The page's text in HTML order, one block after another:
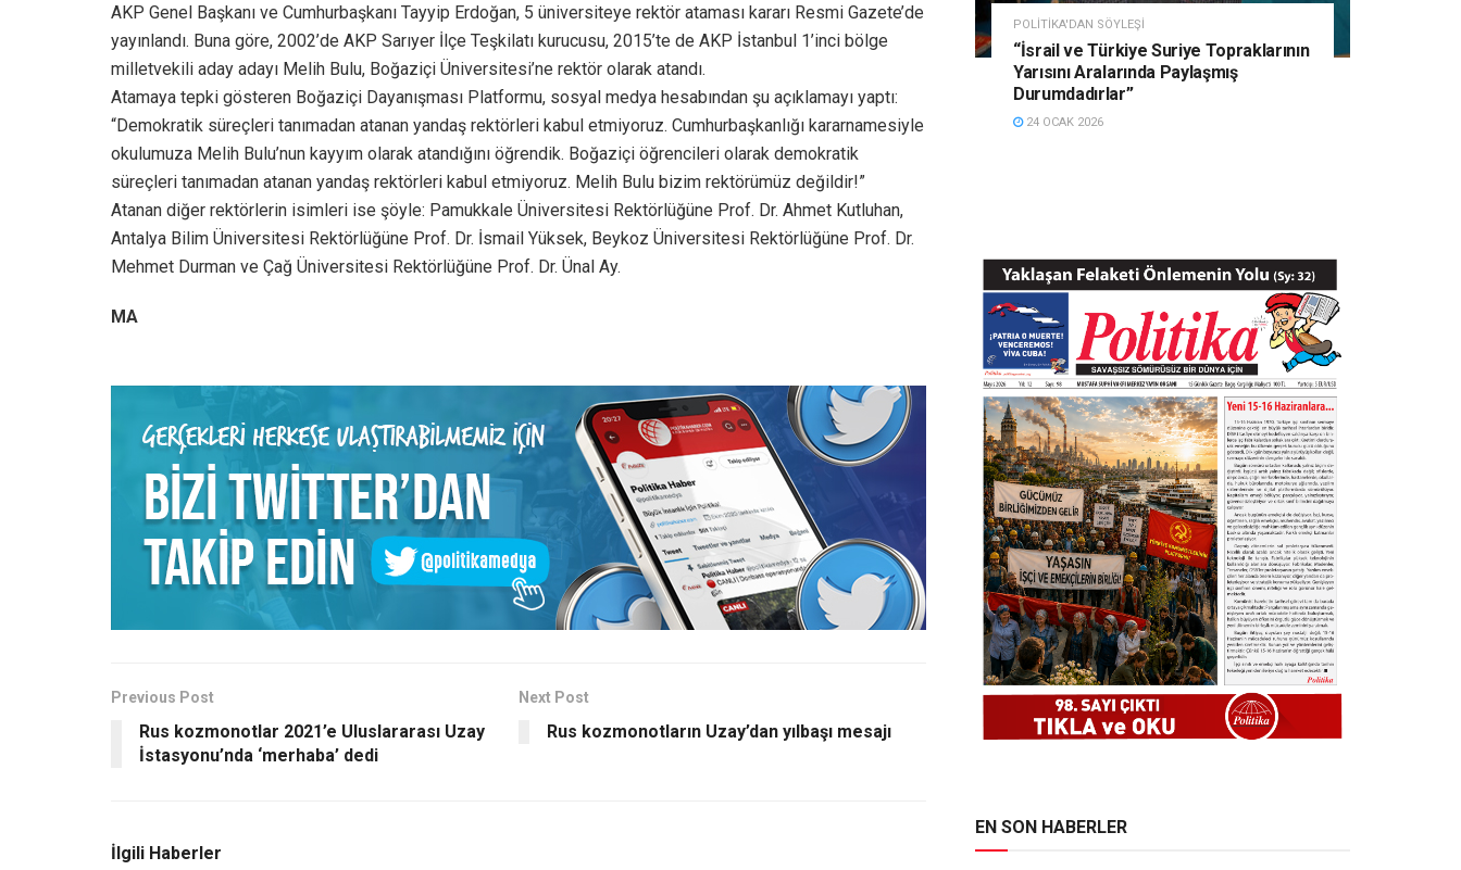
AKP Genel Başkanı ve Cumhurbaşkanı Tayyip Erdoğan, 5 üniversiteye rektör ataması kararı Resmi Gazete’de
yayınlandı. Buna göre, 2002’de AKP Sarıyer İlçe Teşkilatı kurucusu, 2015’te de AKP İstanbul 1’inci bölge
milletvekili aday adayı Melih Bulu, Boğaziçi Üniversitesi’ne rektör olarak atandı.
Atamaya tepki gösteren Boğaziçi Dayanışması Platformu, sosyal medya hesabından şu açıklamayı yaptı:
“Demokratik süreçleri tanımadan atanan yandaş rektörleri kabul etmiyoruz. Cumhurbaşkanlığı kararnamesiyle
okulumuza Melih Bulu’nun kayyım olarak atandığını öğrendik. Boğaziçi öğrencileri olarak demokratik
süreçleri tanımadan atanan yandaş rektörleri kabul etmiyoruz. Melih Bulu bizim rektörümüz değildir!”
Atanan diğer rektörlerin isimleri ise şöyle: Pamukkale Üniversitesi Rektörlüğüne Prof. Dr. Ahmet Kutluhan,
Antalya Bilim Üniversitesi Rektörlüğüne Prof. Dr. İsmail Yüksek, Beykoz Üniversitesi Rektörlüğüne Prof. Dr.
Mehmet Durman ve Çağ Üniversitesi Rektörlüğüne Prof. Dr. Ünal Ay.
MA
Previous Post
Rus kozmonotlar 2021’e Uluslararası Uzay
İstasyonu’nda ‘merhaba’ dedi
Next Post
Rus kozmonotların Uzay’dan yılbaşı mesajı
İlgili Haberler
POLITIKA'DAN SÖYLEŞI
“İsrail ve Türkiye Suriye Topraklarının
Yarısını Aralarında Paylaşmış
Durumdadırlar”
24 OCAK 2026
EN SON HABERLER